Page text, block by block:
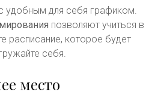
удобным для себя графиком.
позволяют учиться в
расписание, которое будет
себя.
место